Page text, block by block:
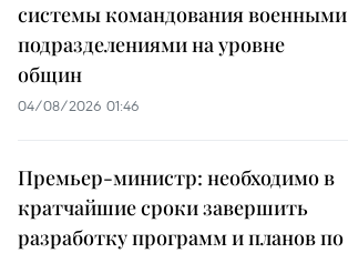
системы командования военными
подразделениями на уровне
общин
04/08/2026 01:46
Премьер-министр: необходимо в
кратчайшие сроки завершить
разработку программ и планов по